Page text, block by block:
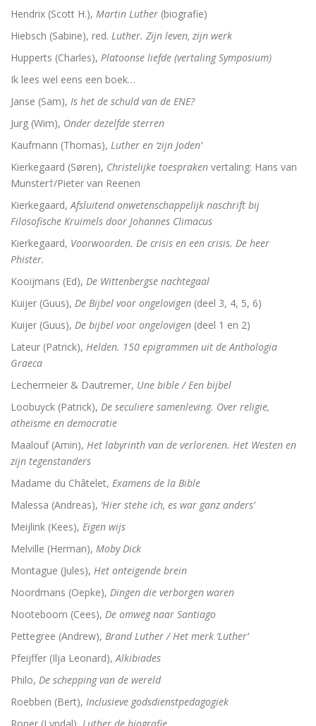
Hendrix (Scott H.), Martin Luther (biografie)
Hiebsch (Sabine), red. Luther. Zijn leven, zijn werk
Hupperts (Charles), Platoonse liefde (vertaling Symposium)
Ik lees wel eens een boek…
Janse (Sam), Is het de schuld van de ENE?
Jurg (Wim), Onder dezelfde sterren
Kaufmann (Thomas), Luther en ‘zijn Joden’
Kierkegaard (Søren), Christelijke toespraken vertaling: Hans van
Munster†/Pieter van Reenen
Kierkegaard,Afsluitend onwetenschappelijk naschrift bij
Filosofische Kruimels door Johannes Climacus
Kierkegaard, Voorwoorden. De crisis en een crisis. De heer
Phister.
Kooijmans (Ed), De Wittenbergse nachtegaal
Kuijer (Guus), De Bijbel voor ongelovigen (deel 3, 4, 5, 6)
Kuijer (Guus), De bijbel voor ongelovigen (deel 1 en 2)
Lateur (Patrick), Helden. 150 epigrammen uit de Anthologia
Graeca
Lechermeier & Dautremer, Une bible / Een bijbel
Loobuyck (Patrick), De seculiere samenleving. Over religie,
atheïsme en democratie
Maalouf (Amin), Het labyrinth van de verlorenen. Het Westen en
zijn tegenstanders
Madame du Châtelet, Examens de la Bible
Malessa (Andreas), ‘Hier stehe ich, es war ganz anders’
Meijlink (Kees), Eigen wijs
Melville (Herman), Moby Dick
Montague (Jules), Het onteigende brein
Noordmans (Oepke), Dingen die verborgen waren
Nooteboom (Cees), De omweg naar Santiago
Pettegree (Andrew), Brand Luther / Het merk ‘Luther’
Pfeijffer (Ilja Leonard),Alkibiades
Philo, De schepping van de wereld
Roebben (Bert), Inclusieve godsdienstpedagogiek